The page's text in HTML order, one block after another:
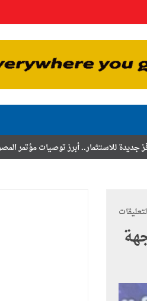
توصيات مؤتمر المصريين بالخارج